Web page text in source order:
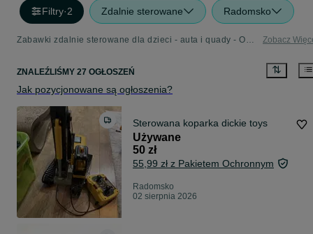
Filtry·2 Zdalnie sterowane Radomsko
Zabawki zdalnie sterowane dla dzieci - auta i quady - OLX.pl Zobacz
ZNALEŹLIŚMY 27 OGŁOSZEŃ
Jak pozycjonowane są ogłoszenia?
Sterowana koparka dickie toys
Używane
50 zł
55,99 zł z Pakietem Ochronnym
Radomsko
02 sierpnia 2026